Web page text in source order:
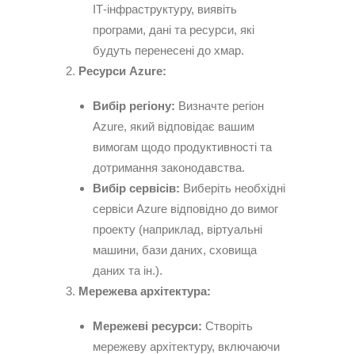
ІТ-інфраструктуру, виявіть
програми, дані та ресурси, які
будуть перенесені до хмар.
Ресурси Azure:
Вибір регіону: Визначте регіон
Azure, який відповідає вашим
вимогам щодо продуктивності та
дотримання законодавства.
Вибір сервісів: Виберіть необхідні
сервіси Azure відповідно до вимог
проекту (наприклад, віртуальні
машини, бази даних, сховища
даних та ін.).
Мережева архітектура:
Мережеві ресурси: Створіть
мережеву архітектуру, включаючи